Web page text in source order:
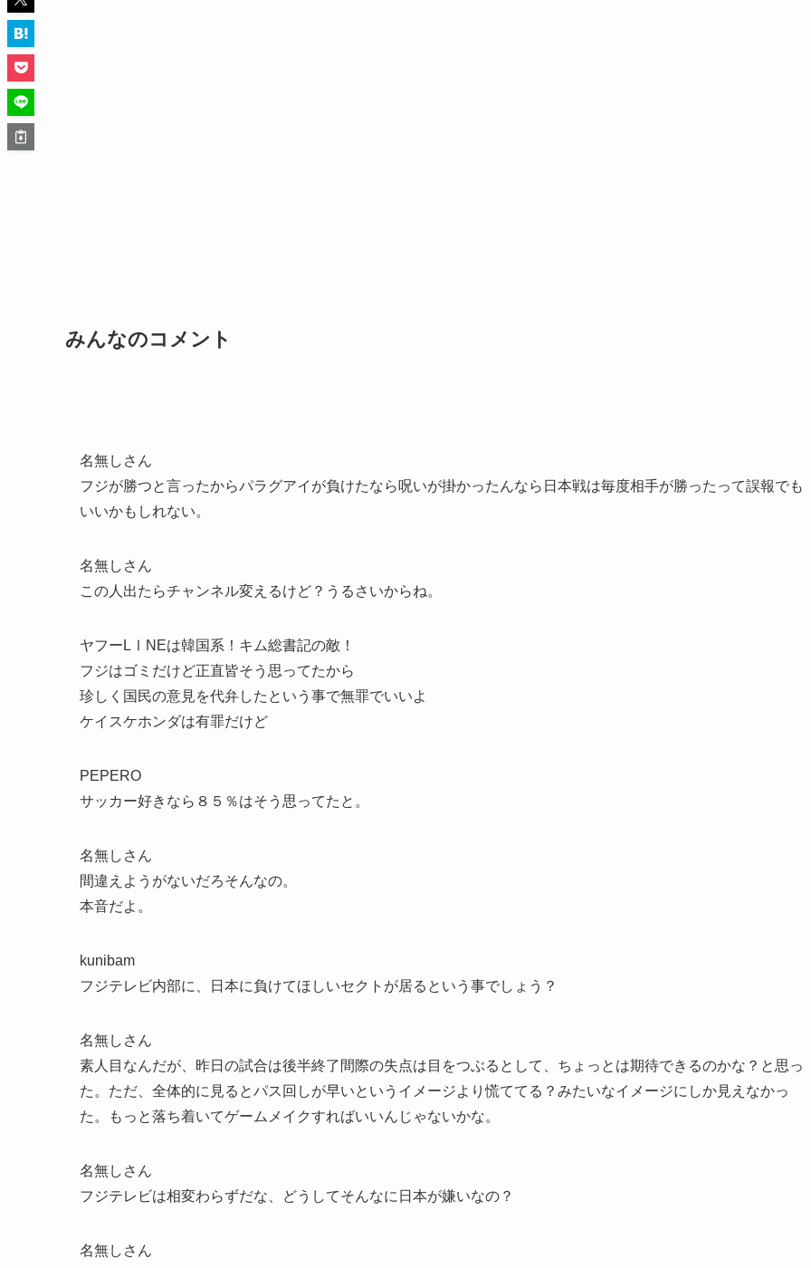
みんなのコメント
名無しさん
フジが勝つと言ったからパラグアイが負けたなら呪いが掛かったんなら日本戦は毎度相手が勝ったって誤報でも
いいかもしれない。
名無しさん
この人出たらチャンネル変えるけど？うるさいからね。
ヤフーLⅠNEは韓国系！キム総書記の敵！
フジはゴミだけど正直皆そう思ってたから
珍しく国民の意見を代弁したという事で無罪でいいよ
ケイスケホンダは有罪だけど
PEPERO
サッカー好きなら８５％はそう思ってたと。
名無しさん
間違えようがないだろそんなの。
本音だよ。
kunibam
フジテレビ内部に、日本に負けてほしいセクトが居るという事でしょう？
名無しさん
素人目なんだが、昨日の試合は後半終了間際の失点は目をつぶるとして、ちょっとは期待できるのかな？と思っ
た。ただ、全体的に見るとパス回しが早いというイメージより慌ててる？みたいなイメージにしか見えなかっ
た。もっと落ち着いてゲームメイクすればいいんじゃないかな。
名無しさん
フジテレビは相変わらずだな、どうしてそんなに日本が嫌いなの？
名無しさん